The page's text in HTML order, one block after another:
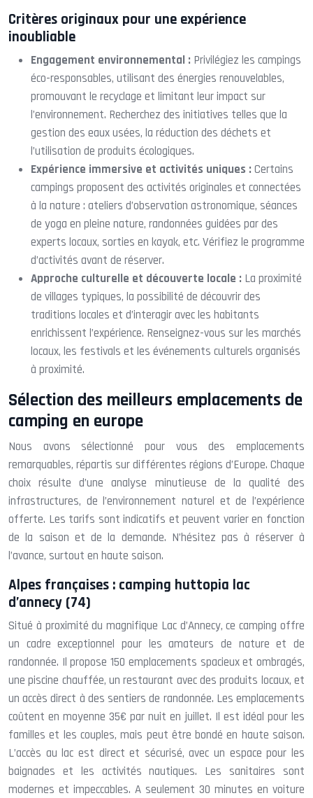
Critères originaux pour une expérience
inoubliable
Engagement environnemental : Privilégiez les campings
éco-responsables, utilisant des énergies renouvelables,
promouvant le recyclage et limitant leur impact sur
l’environnement. Recherchez des initiatives telles que la
gestion des eaux usées, la réduction des déchets et
l’utilisation de produits écologiques.
Expérience immersive et activités uniques : Certains
campings proposent des activités originales et connectées
à la nature : ateliers d’observation astronomique, séances
de yoga en pleine nature, randonnées guidées par des
experts locaux, sorties en kayak, etc. Vérifiez le programme
d’activités avant de réserver.
Approche culturelle et découverte locale : La proximité
de villages typiques, la possibilité de découvrir des
traditions locales et d’interagir avec les habitants
enrichissent l’expérience. Renseignez-vous sur les marchés
locaux, les festivals et les événements culturels organisés
à proximité.
Sélection des meilleurs emplacements de
camping en europe
Nous avons sélectionné pour vous des emplacements
remarquables, répartis sur différentes régions d’Europe. Chaque
choix résulte d’une analyse minutieuse de la qualité des
infrastructures, de l’environnement naturel et de l’expérience
offerte. Les tarifs sont indicatifs et peuvent varier en fonction
de la saison et de la demande. N’hésitez pas à réserver à
l’avance, surtout en haute saison.
Alpes françaises : camping huttopia lac
d’annecy (74)
Situé à proximité du magnifique Lac d’Annecy, ce camping offre
un cadre exceptionnel pour les amateurs de nature et de
randonnée. Il propose 150 emplacements spacieux et ombragés,
une piscine chauffée, un restaurant avec des produits locaux, et
un accès direct à des sentiers de randonnée. Les emplacements
coûtent en moyenne 35€ par nuit en juillet. Il est idéal pour les
familles et les couples, mais peut être bondé en haute saison.
L’accès au lac est direct et sécurisé, avec un espace pour les
baignades et les activités nautiques. Les sanitaires sont
modernes et impeccables. A seulement 30 minutes en voiture